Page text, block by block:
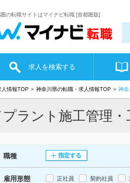
の転職サイトはマイナビ転職 [首都圏版]
求人を検索する
人情報TOP 神奈川県の転職・求人情報TOP 神奈
ラント施工管理
職種 指定する
雇用形態 正社員 契約社員